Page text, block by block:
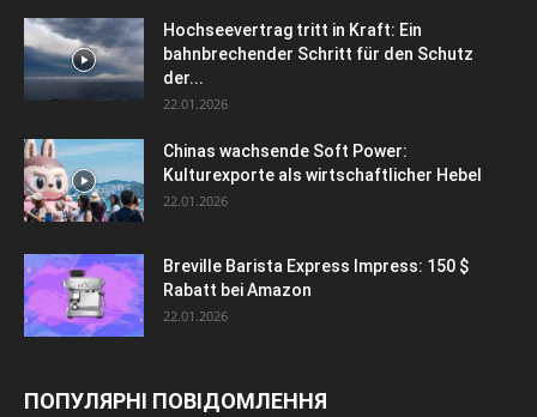
Hochseevertrag tritt in Kraft: Ein
bahnbrechender Schritt für den Schutz
der...
22.01.2026
Chinas wachsende Soft Power:
Kulturexporte als wirtschaftlicher Hebel
22.01.2026
Breville Barista Express Impress: 150 $
Rabatt bei Amazon
22.01.2026
ПОПУЛЯРНІ ПОВІДОМЛЕННЯ